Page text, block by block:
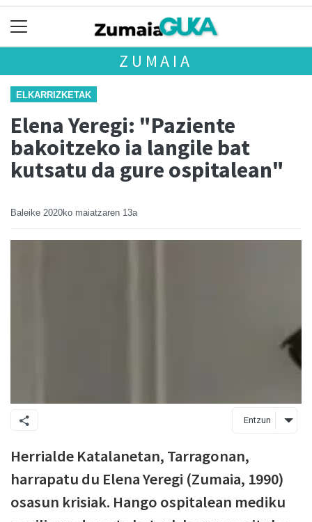
ZUMAIA
ELKARRIZKETAK
Elena Yeregi: "Paziente
bakoitzeko ia langile bat
kutsatu da gure ospitalean"
Baleike 2020ko maiatzaren 13a
Entzun
Herrialde Katalanetan, Tarragonan,
harrapatu du Elena Yeregi (Zumaia, 1990)
osasun krisiak. Hango ospitalean mediku